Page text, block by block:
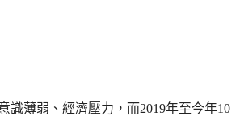
薄弱、經濟壓力，而2019年至今年10